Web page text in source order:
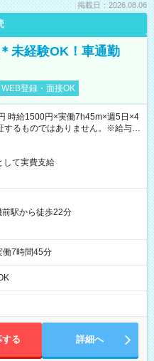
掲載日：2026.08.06
未経験OK！車通勤
WEB登録・面接OK
時給1500円×実働7h45m×週5日×4
るものではありません。※給与即
条件有）
して実費支給
前駅から徒歩22分
働7時間45分
する 詳細へ